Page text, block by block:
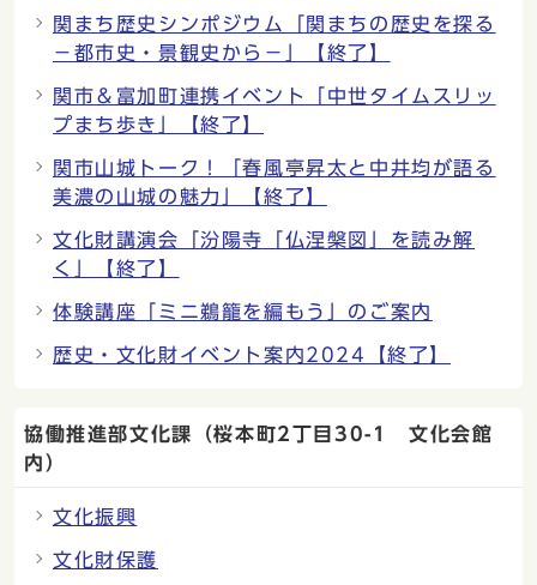
関まち歴史シンポジウム「関まちの歴史を探る
−都市史・景観史から−」【終了】
関市＆富加町連携イベント「中世タイムスリッ
プまち歩き」【終了】
関市山城トーク！「春風亭昇太と中井均が語る
美濃の山城の魅力」【終了】
文化財講演会「汾陽寺「仏涅槃図」を読み解
く」【終了】
体験講座「ミニ鵜籠を編もう」のご案内
歴史・文化財イベント案内2024【終了】
協働推進部文化課（桜本町2丁目30-1 文化会館
内）
文化振興
文化財保護